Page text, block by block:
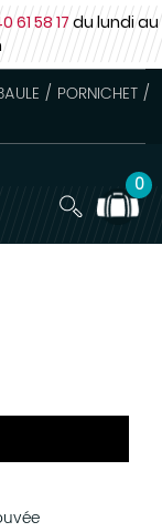
61 58 17du lundi au
/ PORNICHET /
0